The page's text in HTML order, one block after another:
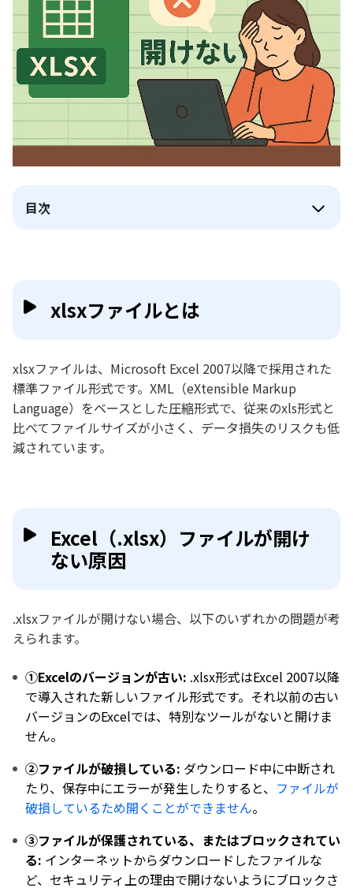
目次
xlsxファイルとは
xlsxファイルは、Microsoft Excel 2007以降で採用された
標準ファイル形式です。XML（eXtensible Markup
Language）をベースとした圧縮形式で、従来のxls形式と
比べてファイルサイズが小さく、データ損失のリスクも低
減されています。
Excel（.xlsx）ファイルが開け
ない原因
.xlsxファイルが開けない場合、以下のいずれかの問題が考
えられます。
①Excelのバージョンが古い: .xlsx形式はExcel 2007以降
で導入された新しいファイル形式です。それ以前の古い
バージョンのExcelでは、特別なツールがないと開けま
せん。
②ファイルが破損している: ダウンロード中に中断され
たり、保存中にエラーが発生したりすると、 ファイルが
破損しているため開くことができません。
③ファイルが保護されている、またはブロックされてい
る: インターネットからダウンロードしたファイルな
ど、セキュリティ上の理由で開けないようにブロックさ